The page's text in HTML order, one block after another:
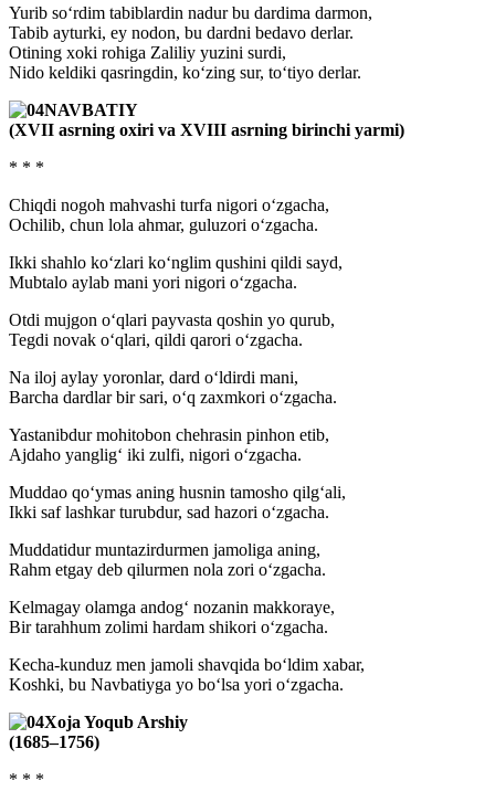
Yurib so‘rdim tabiblardin nadur bu dardima darmon,
Tabib ayturki, ey nodon, bu dardni bedavo derlar.
Otining xoki rohiga Zaliliy yuzini surdi,
Nido keldiki qasringdin, ko‘zing sur, to‘tiyo derlar.
NAVBATIY
(XVII asrning oxiri va XVIII asrning birinchi yarmi)
* * *
Chiqdi nogoh mahvashi turfa nigori o‘zgacha,
Ochilib, chun lola ahmar, guluzori o‘zgacha.
Ikki shahlo ko‘zlari ko‘nglim qushini qildi sayd,
Mubtalo aylab mani yori nigori o‘zgacha.
Otdi mujgon o‘qlari payvasta qoshin yo qurub,
Tegdi novak o‘qlari, qildi qarori o‘zgacha.
Na iloj aylay yoronlar, dard o‘ldirdi mani,
Barcha dardlar bir sari, o‘q zaxmkori o‘zgacha.
Yastanibdur mohitobon chehrasin pinhon etib,
Ajdaho yanglig‘ iki zulfi, nigori o‘zgacha.
Muddao qo‘ymas aning husnin tamosho qilg‘ali,
Ikki saf lashkar turubdur, sad hazori o‘zgacha.
Muddatidur muntazirdurmen jamoliga aning,
Rahm etgay deb qilurmen nola zori o‘zgacha.
Kelmagay olamga andog‘ nozanin makkoraye,
Bir tarahhum zolimi hardam shikori o‘zgacha.
Kecha-kunduz men jamoli shavqida bo‘ldim xabar,
Koshki, bu Navbatiyga yo bo‘lsa yori o‘zgacha.
Xoja Yoqub Arshiy
(1685–1756)
* * *